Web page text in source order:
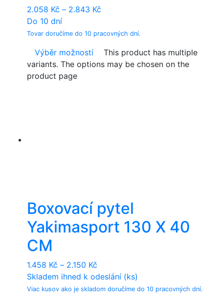
2.058 Kč – 2.843 Kč
Do 10 dní
Tovar doručíme do 10 pracovných dní.
Výběr možností
This product has multiple
variants. The options may be chosen on the
product page
Boxovací pytel
Yakimasport 130 X 40
CM
1.458 Kč – 2.150 Kč
Skladem ihned k odeslání (ks)
Viac kusov ako je skladom doručíme do 10 pracovných dní.